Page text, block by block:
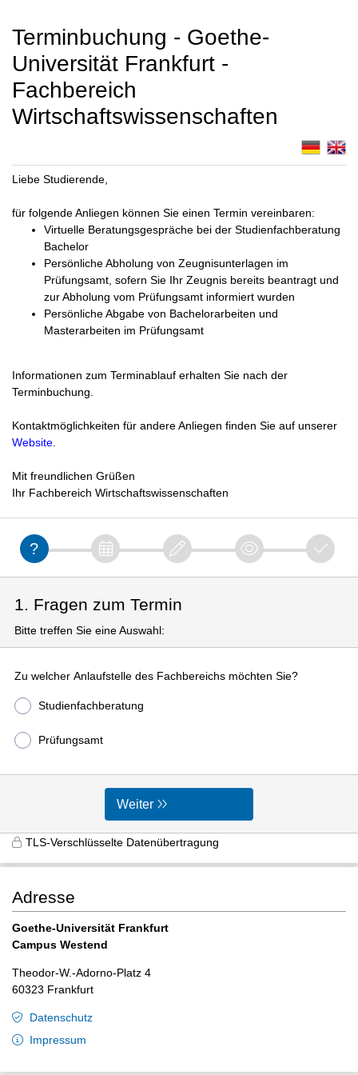
Terminbuchung - Goethe-
Universität Frankfurt -
Fachbereich
Wirtschaftswissenschaften
Liebe Studierende,
für folgende Anliegen können Sie einen Termin vereinbaren:
Virtuelle Beratungsgespräche bei der Studienfachberatung
Bachelor
Persönliche Abholung von Zeugnisunterlagen im
Prüfungsamt, sofern Sie Ihr Zeugnis bereits beantragt und
zur Abholung vom Prüfungsamt informiert wurden
Persönliche Abgabe von Bachelorarbeiten und
Masterarbeiten im Prüfungsamt
Informationen zum Terminablauf erhalten Sie nach der
Terminbuchung.
Kontaktmöglichkeiten für andere Anliegen finden Sie auf unserer
Website
Mit freundlichen Grüßen
Ihr Fachbereich Wirtschaftswissenschaften
1. Fragen zum Termin
Bitte treffen Sie eine Auswahl:
Zu welcher Anlaufstelle des Fachbereichs möchten Sie?
Studienfachberatung
Prüfungsamt
Weiter
TLS-Verschlüsselte Datenübertragung
Adresse
Goethe-Universität Frankfurt
Campus Westend
Theodor-W.-Adorno-Platz 4
60323 Frankfurt
Datenschutz
Impressum